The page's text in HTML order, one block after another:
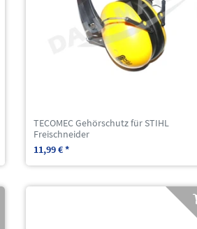
TECOMEC Gehörschutz für STIHL
Freischneider
11,99 € *